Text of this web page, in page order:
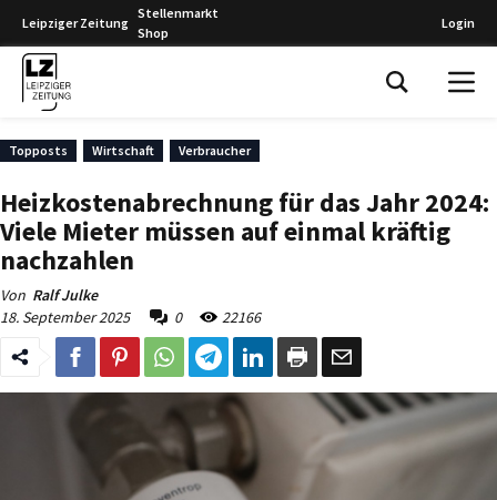
Leipziger Zeitung
Stellenmarkt
Shop
Login
Topposts Wirtschaft Verbraucher
Heizkostenabrechnung für das Jahr 2024:
Viele Mieter müssen auf einmal kräftig
nachzahlen
Von Ralf Julke
18. September 2025
0 22166